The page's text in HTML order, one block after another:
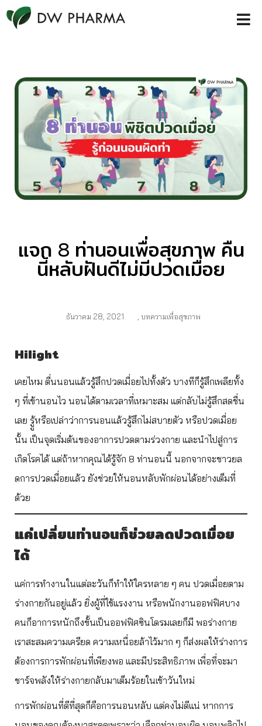
แจก 8 ท่านอนเพื่อสุขภาพ คืน
นี้หลับฝันดีไม่มีปวดเมื่อย
ธันวาคม 28, 2021 บทความเพื่อสุขภาพ
Hilight
เคยไหม ตื่นนอนแล้วรู้สึกปวดเมื่อยไปทั้งตัว บางทีก็รู้สึกเพลียทั้ง
ๆ ที่เข้านอนไว นอนได้ตามเวลาที่เหมาะสม แต่กลับไม่รู้สึกสดชื่น
เลย รูู้หรือเปล่าว่าการนอนแล้วรู้สึกไม่สบายตัว หรือปวดเมื่อย
นั้น เป็นจุดเริ่มต้นของอาการปวดตามร่วงกาย และนำไปสู่การ
เกิดโรคได้ แต่ถ้าหากคุณได้รู้จัก 8 ท่านอนนี้ นอกจากจะชาวยล
ดการปวดเมื่อยแล้ว ยังช่วยให้นอนหลับพักผ่อนได้อย่างเต็มที่
ด้วย
แค่เปลี่ยนท่านอนก็ช่วยลดปวดเมื่อย
ได้
แค่การทำงานในแต่ละวันก็ทำให้ใครหลาย ๆ คน ปวดเมื่อยตาม
ร่างกายกันอยู่แล้ว ยิ่งผู้ที่ใช้แรงงาน หรือพนักงานออฟฟิศบาง
คนก็อาการหนักถึงขั้นเป็นออฟฟิศซินโดรมเลยก็มี พอร่างกาย
เราสะสมความเครียด ความเหนื่อยล้าไว้มาก ๆ ก็ส่งผลให้ร่างการ
ต้องการการพักผ่อนที่เพียงพอ และมีประสิทธิภาพ เพื่อที่จะมา
ชาร์จพลังให้ร่างกายกลับมาเต็มร้อยในเช้าวันใหม่
การพักผ่อนที่ดีที่สุดก็คือการนอนหลับ แต่คงไม่ดีแน่ หากการ